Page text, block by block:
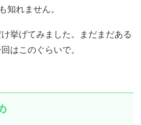
知れません。
挙げてみました。まだまだある
はこのぐらいで。